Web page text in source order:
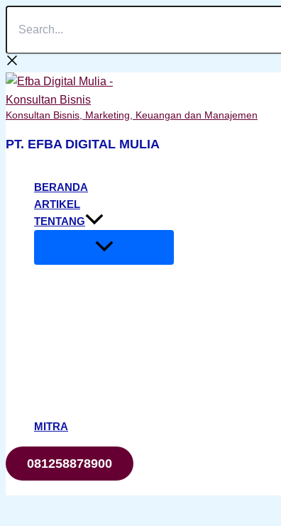
konten
Search...
Konsultan Bisnis, Marketing, Keuangan dan Manajemen
PT. EFBA DIGITAL MULIA
BERANDA
ARTIKEL
TENTANG
MITRA
081258878900